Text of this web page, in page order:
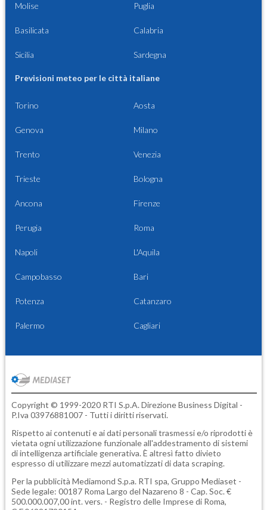
Molise Puglia
Basilicata Calabria
Sicilia Sardegna
Previsioni meteo per le città italiane
Torino Aosta
Genova Milano
Trento Venezia
Trieste Bologna
Ancona Firenze
Perugia Roma
Napoli L'Aquila
Campobasso Bari
Potenza Catanzaro
Palermo Cagliari
Copyright © 1999-2020 RTI S.p.A. Direzione Business Digital -
P.Iva 03976881007 - Tutti i diritti riservati.
Rispetto ai contenuti e ai dati personali trasmessi e/o riprodotti è
vietata ogni utilizzazione funzionale all'addestramento di sistemi
di intelligenza artificiale generativa. È altresì fatto divieto
espresso di utilizzare mezzi automatizzati di data scraping.
Per la pubblicità Mediamond S.p.a. RTI spa, Gruppo Mediaset -
Sede legale: 00187 Roma Largo del Nazareno 8 - Cap. Soc. €
500.000.007,00 int. vers. - Registro delle Imprese di Roma,